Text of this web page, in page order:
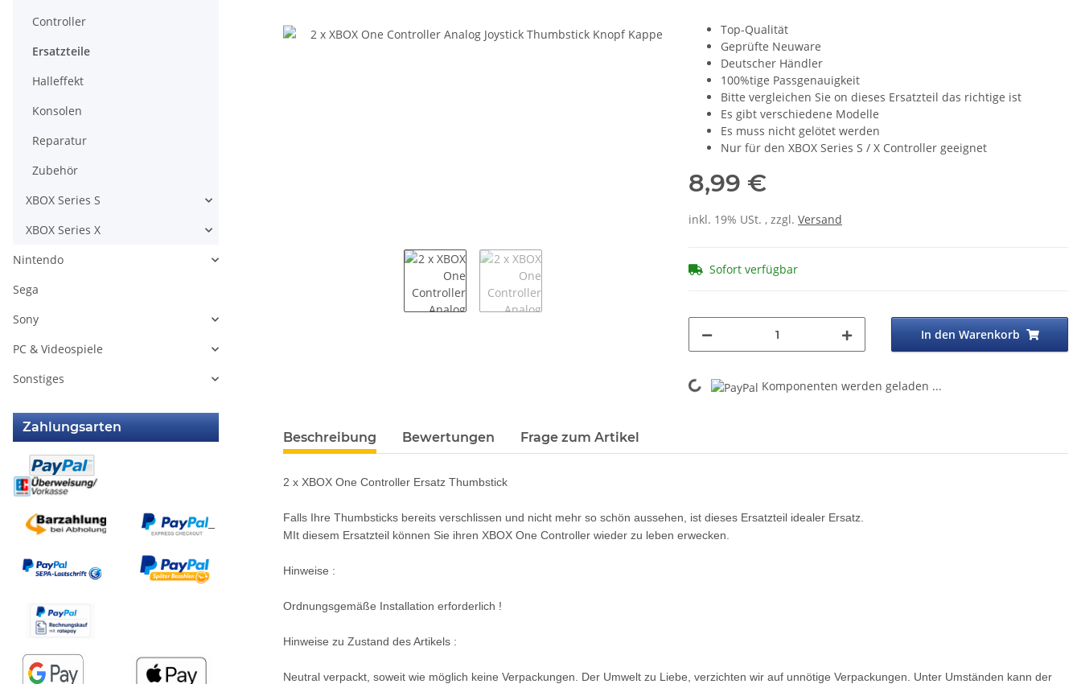
Top-Qualität
Geprüfte Neuware
Deutscher Händler
100%tige Passgenauigkeit
Bitte vergleichen Sie on dieses Ersatzteil das richtige ist
Es gibt verschiedene Modelle
Es muss nicht gelötet werden
Nur für den XBOX Series S / X Controller geeignet
8,99 €
inkl. 19% USt. , zzgl. Versand
Sofort verfügbar
In den Warenkorb
Loading... Komponenten werden geladen ...
weitere Registerkarten anzeigen
Beschreibung Bewertungen Frage zum Artikel
2 x XBOX One Controller Ersatz Thumbstick
Falls Ihre Thumbsticks bereits verschlissen und nicht mehr so schön aussehen, ist dieses Ersatzteil idealer Ersatz.
MIt diesem Ersatzteil können Sie ihren XBOX One Controller wieder zu leben erwecken.
Hinweise :
Ordnungsgemäße Installation erforderlich !
Hinweise zu Zustand des Artikels :
Neutral verpackt, soweit wie möglich keine Verpackungen. Der Umwelt zu Liebe, verzichten wir auf unnötige Verpackungen. Unter Umständen kann der
Controller
Ersatzteile
Halleffekt
Konsolen
Reparatur
Zubehör
XBOX Series S
XBOX Series X
Nintendo
Sega
Sony
PC & Videospiele
Sonstiges
Zahlungsarten